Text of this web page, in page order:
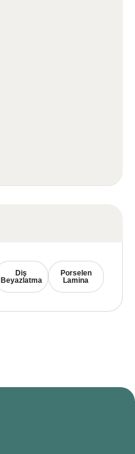
Diş
Beyazlatma
Porselen
Lamina